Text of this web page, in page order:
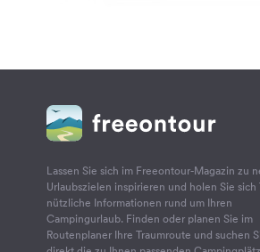
Lassen Sie sich im Freeontour-Magazin zu
Urlaubszielen inspirieren und holen Sie sich
nützliche Informationen rund um Ihren
Campingurlaub. Finden oder planen Sie im
Routenplaner Ihre Traumroute und suchen